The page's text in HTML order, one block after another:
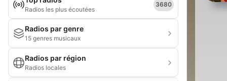
Radios les plus écoutées
3680
Radios par genre
15 genres musicaux
Radios par région
Radios locales